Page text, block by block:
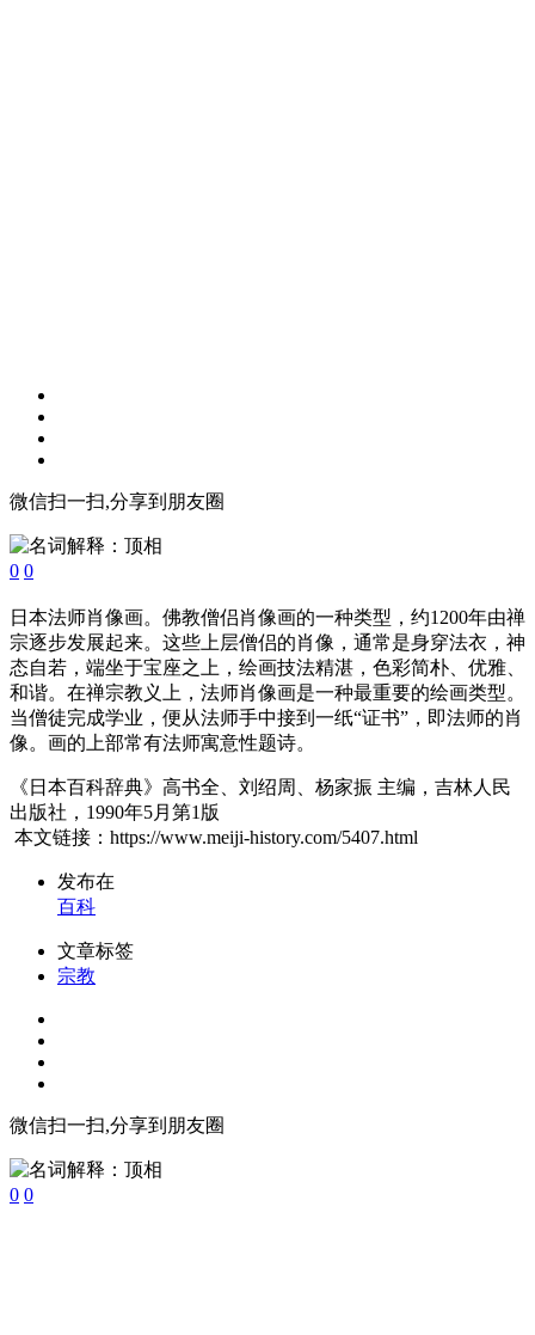
微信扫一扫,分享到朋友圈
0 0
日本法师肖像画。佛教僧侣肖像画的一种类型，约1200年由禅
宗逐步发展起来。这些上层僧侣的肖像，通常是身穿法衣，神
态自若，端坐于宝座之上，绘画技法精湛，色彩简朴、优雅、
和谐。在禅宗教义上，法师肖像画是一种最重要的绘画类型。
当僧徒完成学业，便从法师手中接到一纸“证书”，即法师的肖
像。画的上部常有法师寓意性题诗。
《日本百科辞典》高书全、刘绍周、杨家振 主编，吉林人民
出版社，1990年5月第1版
本文链接：https://www.meiji-history.com/5407.html
发布在
百科
文章标签
宗教
微信扫一扫,分享到朋友圈
0 0